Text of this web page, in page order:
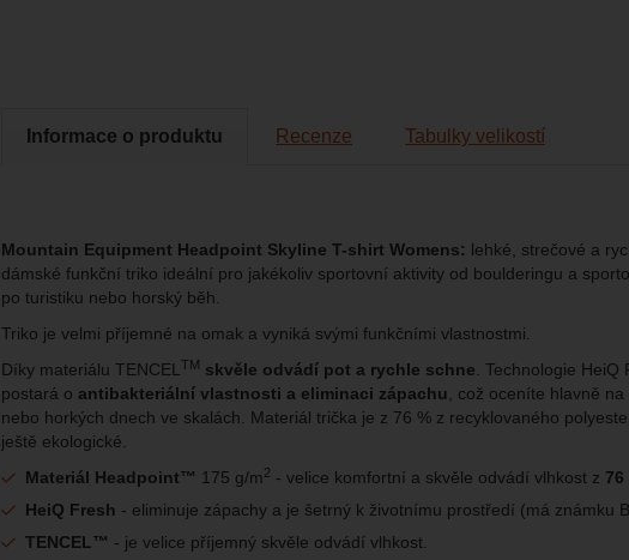
Data získaná pomocí těchto cookies zpracováváme souhrnně a anonymně,
Marketingové
Povoleno
vhodné obsahy nebo reklamy jak na našich stránkách, tak na stránkách třetích
Informace o produktu Recenze Tabulky velikostí
Mountain Equipment Headpoint Skyline T-shirt Womens: lehké, strečové a
dámské funkční triko ideální pro jakékoliv sportovní aktivity od boulderingu a
po turistiku nebo horský běh.
Triko je velmi příjemné na omak a vyniká svými funkčními vlastnostmi.
Díky materiálu TENCEL TM skvěle odvádí pot a rychle schne . Technologie
postará o antibakteriální vlastnosti a eliminaci zápachu , což oceníte hlavně
nebo horkých dnech ve skalách. Materiál trička je z 76 % z recyklovaného
ještě ekologické.
Materiál Headpoint™ 175 g/m2 - velice komfortní a skvěle odvádí vlhkost z 76
HeiQ Fresh - eliminuje zápachy a je šetrný k životnímu prostředí (má známku
TENCEL™ - je velice příjemný skvěle odvádí vlhkost.